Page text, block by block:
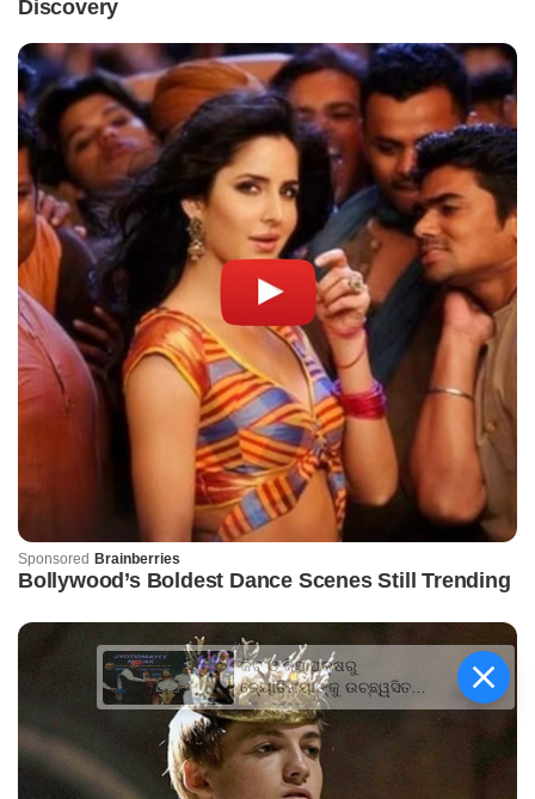
କିଟ୍‍ ଓ କିସ୍‍ ପକ୍ଷରୁ
ଜ୍ୟୋତିର୍ମୟୀଙ୍କୁ ଉଚ୍ଛ୍ୱସିତ
ସମ୍ବର୍ଦ୍ଧନା; ୫ଲକ୍ଷ ଟଙ୍କାର
ପ୍ରୋତ୍ସାହନ ରାଶି ପ୍ରଦାନ